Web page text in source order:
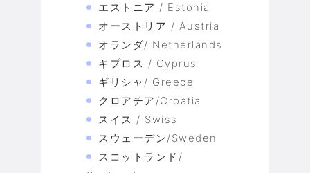
エストニア / Estonia
オーストリア / Austria
オランダ/ Netherlands
キプロス / Cyprus
ギリシャ/ Greece
クロアチア/Croatia
スイス / Swiss
スウェーデン/Sweden
スコットランド/